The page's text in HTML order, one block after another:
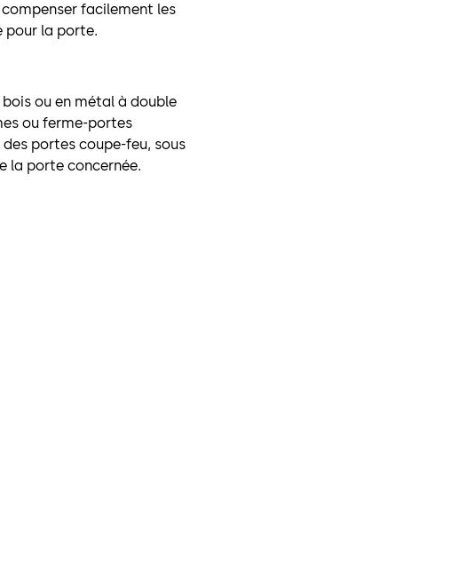
facilement les
pour la porte.
ou en métal à double
ou ferme-portes
portes coupe-feu, sous
la porte concernée.